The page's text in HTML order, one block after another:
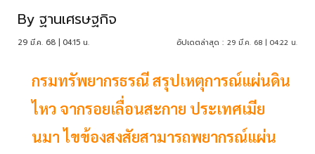
By ฐานเศรษฐกิจ
29 มี.ค. 68 | 04:15 น. อัปเดตล่าสุด : 29 มี.ค. 68 | 04:22 น.
กรมทรัพยากรธรณี สรุปเหตุการณ์แผ่นดิน
ไหว จากรอยเลื่อนสะกาย ประเทศเมีย
นมา ไขข้องสงสัยสามารถพยากรณ์แผ่น